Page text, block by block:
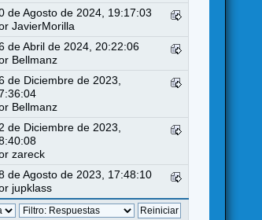
de Agosto de 2024, 19:17:03
JavierMorilla
de Abril de 2024, 20:22:06
Bellmanz
de Diciembre de 2023,
Bellmanz
de Diciembre de 2023,
zareck
de Agosto de 2023, 17:48:10
jupklass